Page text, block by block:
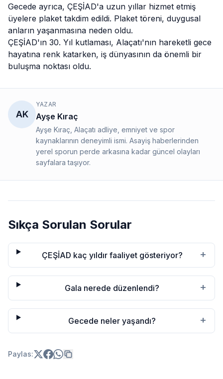
Gecede ayrıca, ÇEŞİAD'a uzun yıllar hizmet etmiş
üyelere plaket takdim edildi. Plaket töreni, duygusal
anların yaşanmasına neden oldu.
ÇEŞİAD'ın 30. Yıl kutlaması, Alaçatı'nın hareketli gece
hayatına renk katarken, iş dünyasının da önemli bir
buluşma noktası oldu.
AK
YAZAR
Ayşe Kıraç
Ayşe Kıraç, Alaçatı adliye, emniyet ve spor
kaynaklarının deneyimli ismi. Asayiş haberlerinden
yerel sporun perde arkasına kadar güncel olayları
sayfalara taşıyor.
Sıkça Sorulan Sorular
ÇEŞİAD kaç yıldır faaliyet gösteriyor? +
Gala nerede düzenlendi? +
Gecede neler yaşandı? +
Paylas: